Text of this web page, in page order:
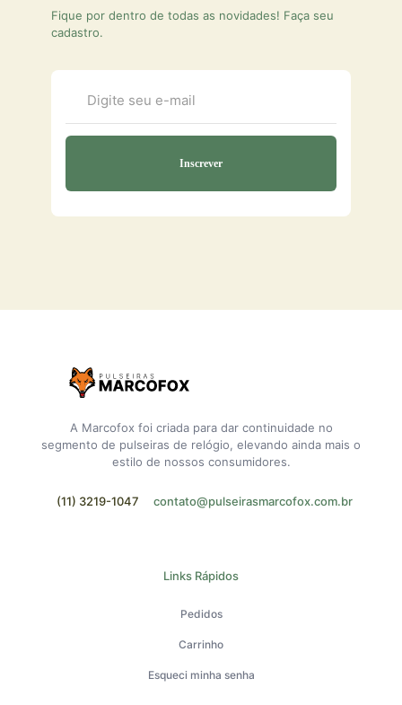
Fique por dentro de todas as novidades! Faça seu
cadastro.
A Marcofox foi criada para dar continuidade no
segmento de pulseiras de relógio, elevando ainda mais o
estilo de nossos consumidores.
(11) 3219-1047 contato@pulseirasmarcofox.com.br
Links Rápidos
Pedidos
Carrinho
Esqueci minha senha